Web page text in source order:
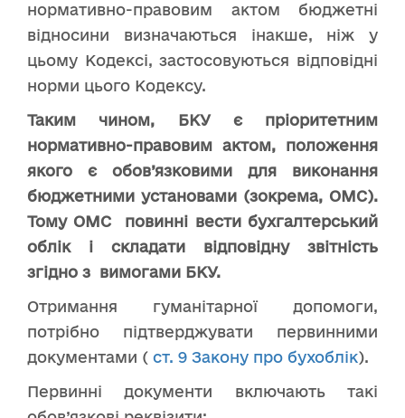
нормативно-правовим актом бюджетні
відносини визначаються інакше, ніж у
цьому Кодексі, застосовуються відповідні
норми цього Кодексу.
Таким чином, БКУ є пріоритетним
нормативно-правовим актом, положення
якого є обов’язковими для виконання
бюджетними установами (зокрема, ОМС).
Тому ОМС повинні вести бухгалтерський
облік і складати відповідну звітність
згідно з вимогами БКУ.
Отримання гуманітарної допомоги,
потрібно підтверджувати первинними
документами ( ст. 9 Закону про бухоблік).
Первинні документи включають такі